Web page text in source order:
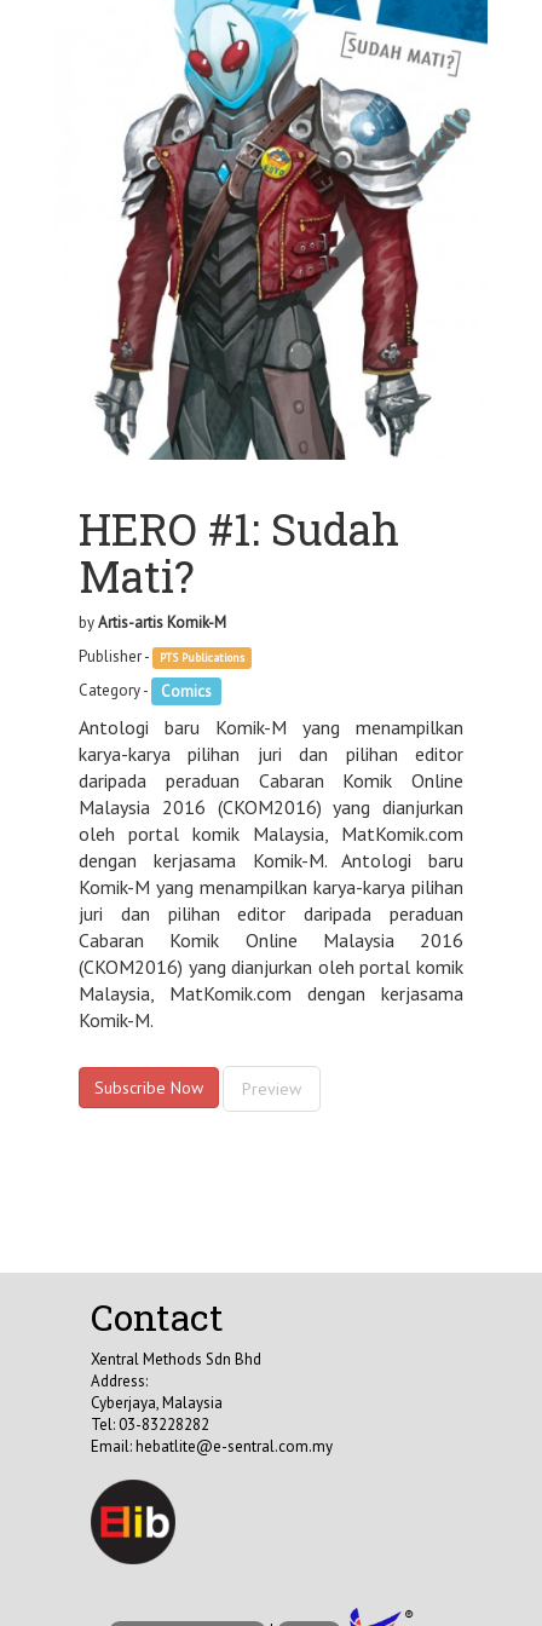
HERO #1: Sudah
Mati?
byArtis-artis Komik-M
Publisher -
PTS Publications
Category - Comics
Antologi baru Komik-M yang menampilkan
karya-karya pilihan juri dan pilihan editor
daripada peraduan Cabaran Komik Online
Malaysia 2016 (CKOM2016) yang dianjurkan
oleh portal komik Malaysia, MatKomik.com
dengan kerjasama Komik-M. Antologi baru
Komik-M yang menampilkan karya-karya pilihan
juri dan pilihan editor daripada peraduan
Cabaran Komik Online Malaysia 2016
(CKOM2016) yang dianjurkan oleh portal komik
Malaysia, MatKomik.com dengan kerjasama
Komik-M.
Subscribe Now Preview
Contact
Xentral Methods Sdn Bhd
Address:
Cyberjaya, Malaysia
Tel: 03-83228282
Email:hebatlite@e-sentral.com.my